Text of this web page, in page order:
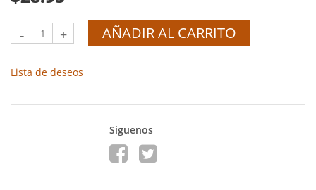
- + AÑADIR AL CARRITO
Lista de deseos
Siguenos